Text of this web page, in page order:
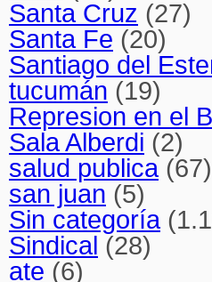
Santa Cruz (27)
Santa Fe (20)
Santiago del
tucumán (19)
Represion en el
Sala Alberdi (2)
salud publica(67)
san juan (5)
Sin categoría
Sindical (28)
ate (6)